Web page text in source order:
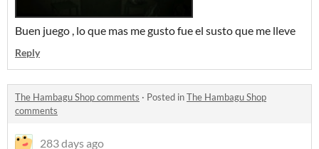
Buen juego , lo que mas me gusto fue el susto que me lleve
Reply
The Hambagu Shop comments · Posted inThe Hambagu Shop
comments
283 days ago